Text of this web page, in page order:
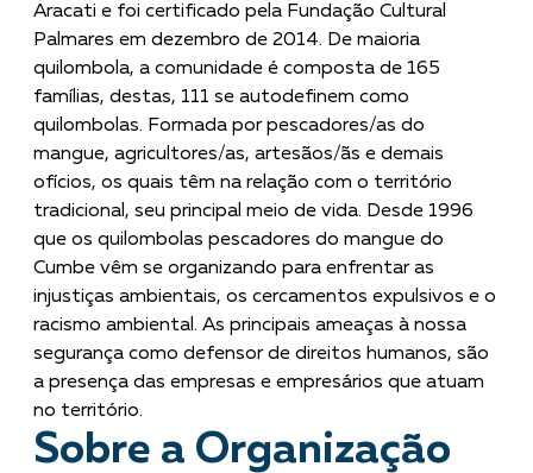
Aracati e foi certificado pela Fundação Cultural
Palmares em dezembro de 2014. De maioria
quilombola, a comunidade é composta de 165
famílias, destas, 111 se autodefinem como
quilombolas. Formada por pescadores/as do
mangue, agricultores/as, artesãos/ãs e demais
ofícios, os quais têm na relação com o território
tradicional, seu principal meio de vida. Desde 1996
que os quilombolas pescadores do mangue do
Cumbe vêm se organizando para enfrentar as
injustiças ambientais, os cercamentos expulsivos e o
racismo ambiental. As principais ameaças à nossa
segurança como defensor de direitos humanos, são
a presença das empresas e empresários que atuam
no território.
Sobre a Organização